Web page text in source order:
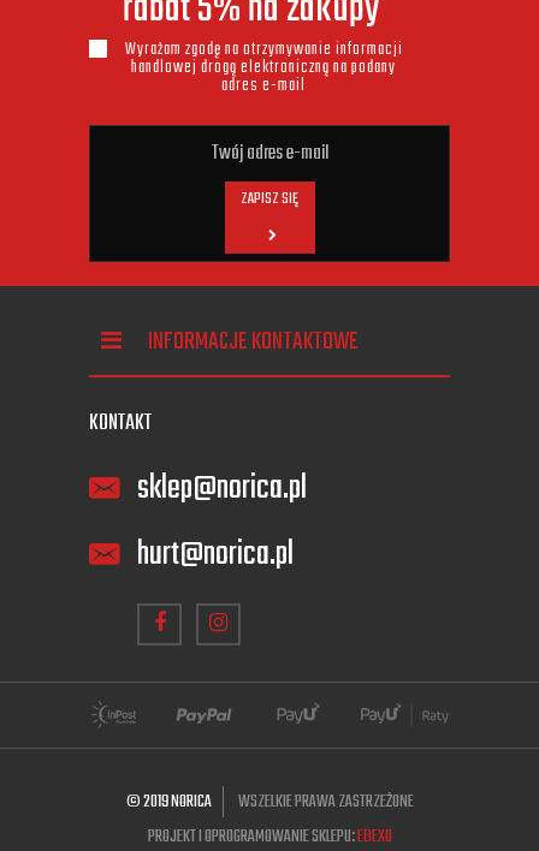
Wyrażam zgodę na otrzymywanie informacji
handlowej drogą elektroniczną na podany
adres e-mail
ZAPISZ SIĘ
INFORMACJE KONTAKTOWE
KONTAKT
sklep@norica.pl
hurt@norica.pl
© 2019 NORICA
WSZELKIE PRAWA ZASTRZEŻONE
PROJEKT I OPROGRAMOWANIE SKLEPU:EBEXO